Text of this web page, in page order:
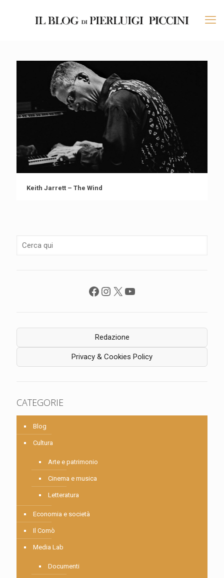
Keith Jarrett – The Wind
Facebook
Instagram
X YouTube
Redazione
Privacy & Cookies Policy
CATEGORIE
Blog
Cultura
Arte e patrimonio
Cinema e musica
Letteratura
Economia e società
Il Comò
Media Lab
Documenti